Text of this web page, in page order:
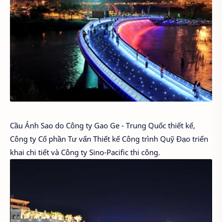
Cầu Ánh Sao do Công ty Gao Ge - Trung Quốc thiết kế,
Công ty Cổ phần Tư vấn Thiết kế Công trình Quỹ Đạo triển
khai chi tiết và Công ty Sino-Pacific thi công.